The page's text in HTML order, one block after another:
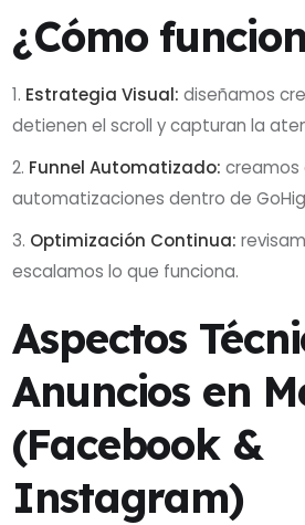
¿Cómo
Estrategia Visual: diseñamos
detienen el scroll y capturan la
Funnel Automatizado: creamos
automatizaciones dentro de
Optimización Continua:
escalamos lo que funciona.
Aspectos
Anuncios en
(Facebook &
Instagram)